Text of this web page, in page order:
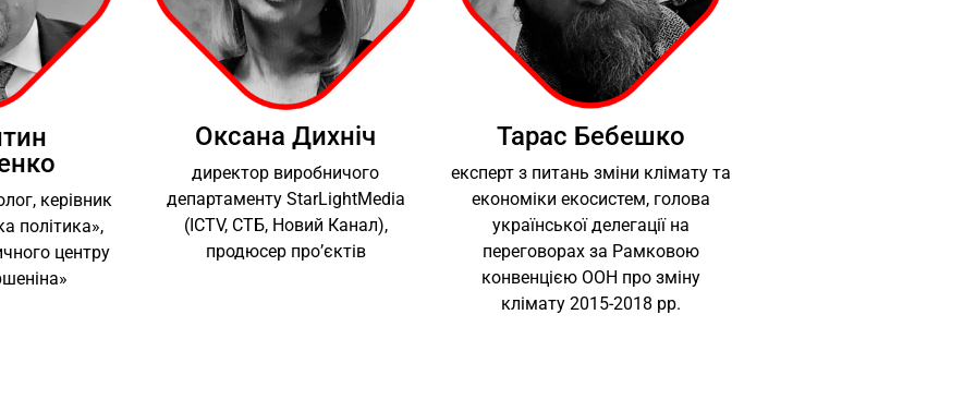
керівник
політика»,
центру
Оксана Дихніч
директор виробничого
департаменту StarLightMedia
(ICTV, СТБ, Новий Канал),
продюсер про’єктів
Тарас Бебешко
експерт з питань зміни клімату та
економіки екосистем, голова
української делегації на
переговорах за Рамковою
конвенцією ООН про зміну
клімату 2015-2018 рр.